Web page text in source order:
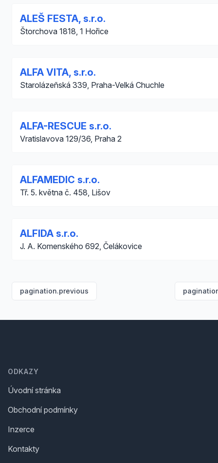
ALEŠ FESTA, s.r.o.
Štorchova 1818, 1 Hořice
ALFA VITA, s.r.o.
Starolázeňská 339, Praha-Velká Chuchle
ALFA-RESCUE s.r.o.
Vratislavova 129/36, Praha 2
ALFAMEDIC s.r.o.
Tř. 5. května č. 458, Lišov
ALFIDA s.r.o.
J. A. Komenského 692, Čelákovice
pagination.previous
ODKAZY
Úvodní stránka
Obchodní podmínky
Inzerce
Kontakty